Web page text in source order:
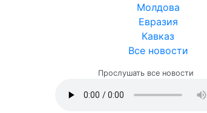
Молдова
Евразия
Кавказ
Все новости
Прослушать все новости